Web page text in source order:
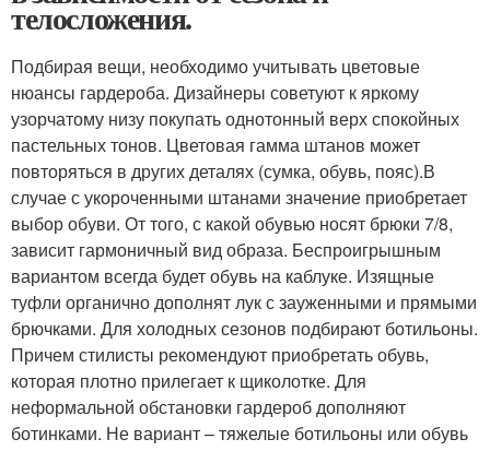
телосложения.
Подбирая вещи, необходимо учитывать цветовые
нюансы гардероба. Дизайнеры советуют к яркому
узорчатому низу покупать однотонный верх спокойных
пастельных тонов. Цветовая гамма штанов может
повторяться в других деталях (сумка, обувь, пояс).В
случае с укороченными штанами значение приобретает
выбор обуви. От того, с какой обувью носят брюки 7/8,
зависит гармоничный вид образа. Беспроигрышным
вариантом всегда будет обувь на каблуке. Изящные
туфли органично дополнят лук с зауженными и прямыми
брючками. Для холодных сезонов подбирают ботильоны.
Причем стилисты рекомендуют приобретать обувь,
которая плотно прилегает к щиколотке. Для
неформальной обстановки гардероб дополняют
ботинками. Не вариант – тяжелые ботильоны или обувь